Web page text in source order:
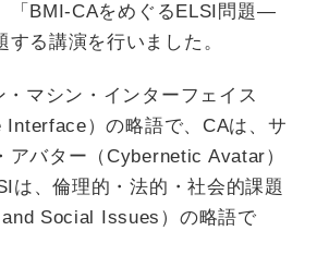
「BMI-CAをめぐるELSI問題―
る講演を行いました。
・マシン・インターフェイス
Interface）の略語で、CAは、サ
アバター（Cybernetic Avatar）
は、倫理的・法的・社会的課題
and Social Issues）の略語で